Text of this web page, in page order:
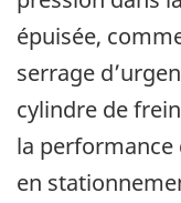
épuisée,
serrage
cylindre de
la performance
en